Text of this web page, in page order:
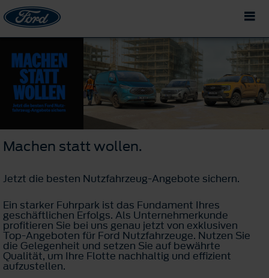
Machen statt wollen.
Jetzt die besten Nutzfahrzeug-Angebote sichern.
Ein starker Fuhrpark ist das Fundament Ihres
geschäftlichen Erfolgs. Als Unternehmerkunde
profitieren Sie bei uns genau jetzt von exklusiven
Top-Angeboten für Ford Nutzfahrzeuge. Nutzen Sie
die Gelegenheit und setzen Sie auf bewährte
Qualität, um Ihre Flotte nachhaltig und effizient
aufzustellen.